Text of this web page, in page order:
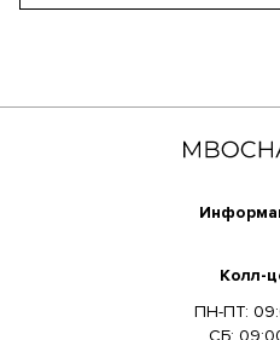
Колл-
ПН-ПТ: